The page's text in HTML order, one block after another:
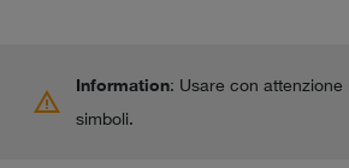
warning Information: Usare con
simboli.